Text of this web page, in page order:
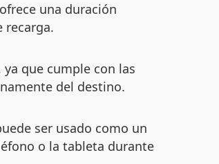
una duración
recarga.
que cumple con las
del destino.
ser usado como un
o la tableta durante